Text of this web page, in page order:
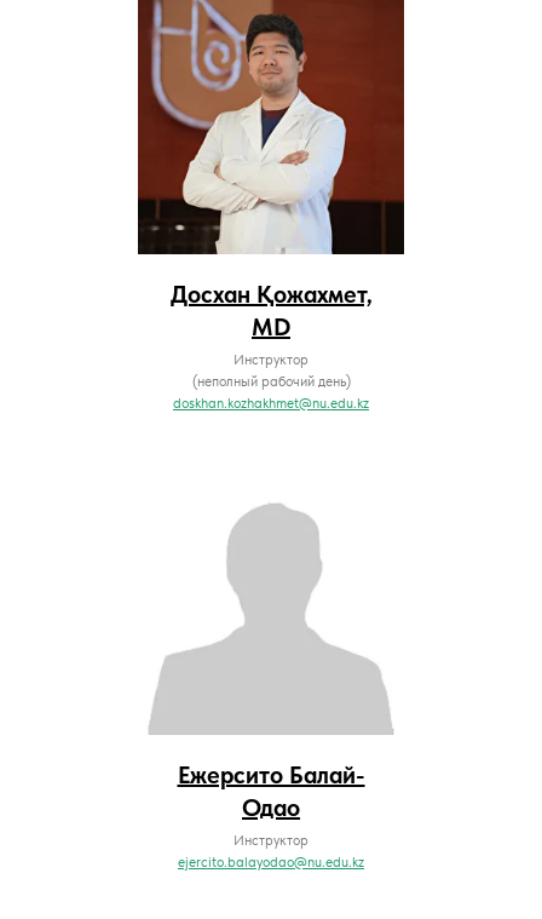
Досхан Қожахмет,
MD
Инструктор
(неполный рабочий день)
doskhan.kozhakhmet@nu.edu.kz
Ежерсито Балай-
Одао
Инструктор
ejercito.balayodao@nu.edu.kz